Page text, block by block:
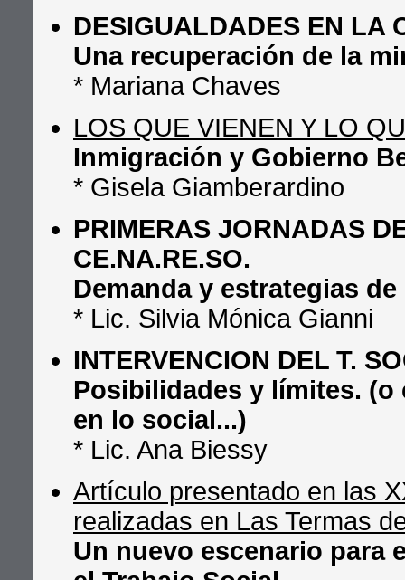
DESIGUALDADES EN LA
Una recuperación de la
* Mariana Chaves
LOS QUE VIENEN Y LO
Inmigración y Gobierno
* Gisela Giamberardino
PRIMERAS JORNADAS
CE.NA.RE.SO.
Demanda y estrategias
* Lic. Silvia Mónica Gianni
INTERVENCION DEL T.
Posibilidades y límites.
en lo social...)
* Lic. Ana Biessy
Artículo presentado en las
realizadas en Las Termas
Un nuevo escenario para